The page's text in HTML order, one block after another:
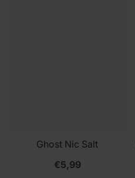
Ghost Nic Salt
€5,99